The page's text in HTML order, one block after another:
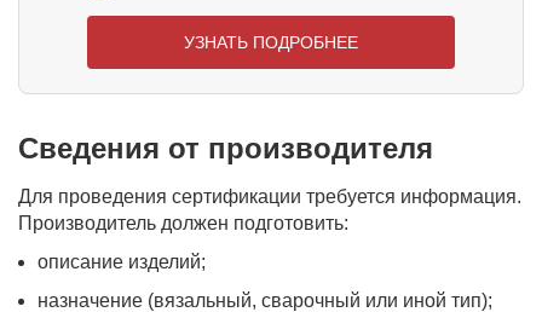
УЗНАТЬ ПОДРОБНЕЕ
Сведения от производителя
Для проведения сертификации требуется информация.
Производитель должен подготовить:
описание изделий;
назначение (вязальный, сварочный или иной тип);